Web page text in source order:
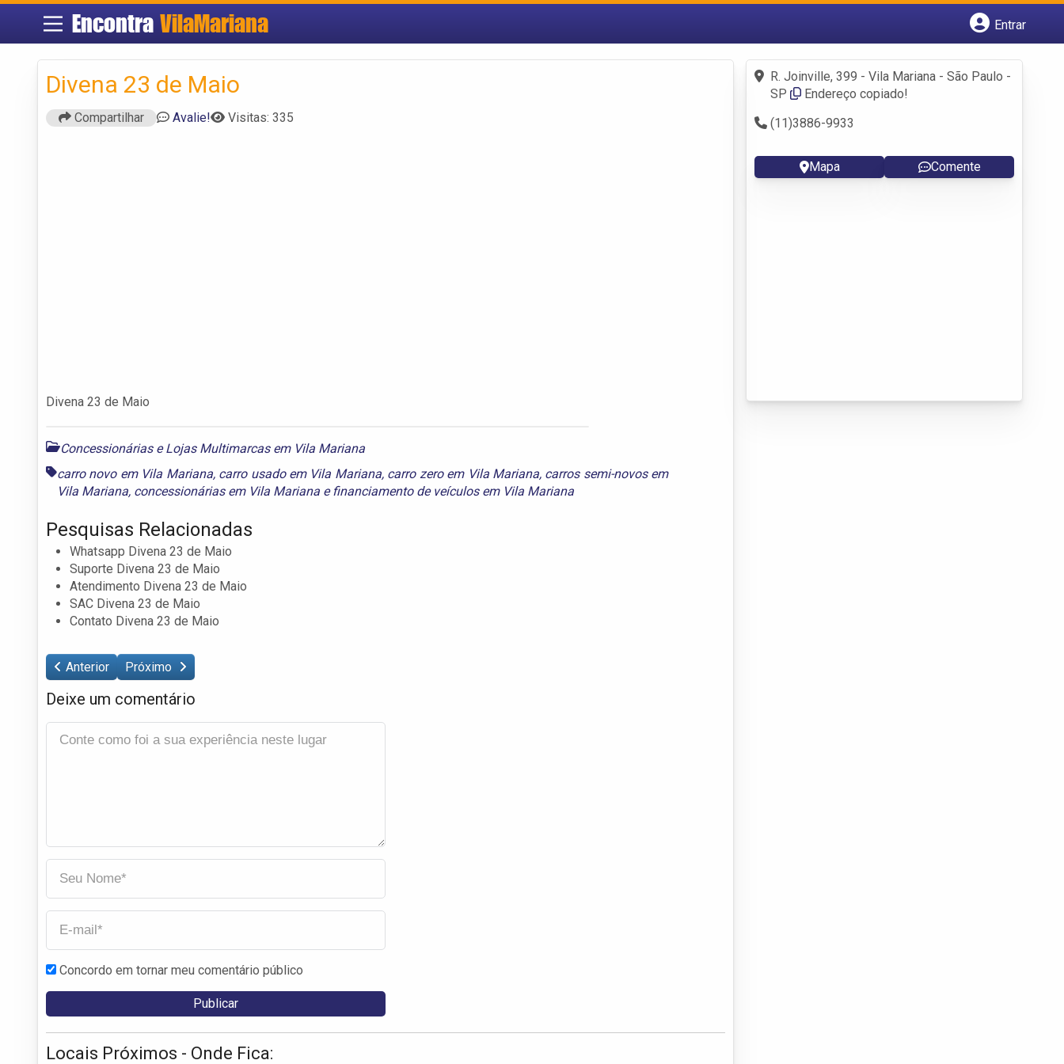
Encontra VilaMariana
Entrar
Fazer login
Criar conta
Divena 23 de Maio
Compartilhar Avalie! Visitas: 335
Divena 23 de Maio
Concessionárias e Lojas Multimarcas em Vila Mariana
carro novo em Vila Mariana, carro usado em Vila Mariana, carro zero em Vila Mariana, carros semi-novos em
Vila Mariana, concessionárias em Vila Mariana e financiamento de veículos em Vila Mariana
Pesquisas Relacionadas
Whatsapp Divena 23 de Maio
Suporte Divena 23 de Maio
Atendimento Divena 23 de Maio
SAC Divena 23 de Maio
Contato Divena 23 de Maio
Anterior Próximo
Deixe um comentário
Concordo em tornar meu comentário público
Locais Próximos - Onde Fica:
R. Joinville, 399 - Vila Mariana - São Paulo -
SP
Endereço copiado!
(11)3886-9933
Mapa Comente